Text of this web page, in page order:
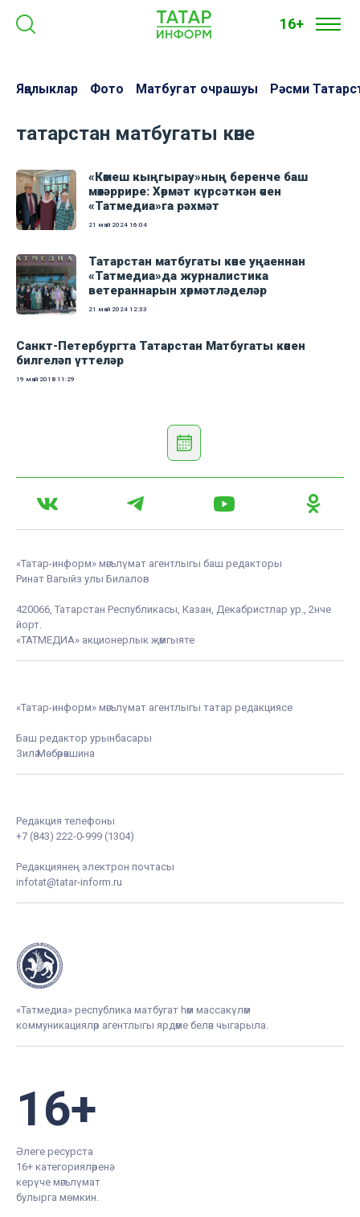
16+
Яңалыклар Фото Матбугат очрашуы Рәсми
татарстан матбугаты көне
«Көмеш кыңгырау»ның беренче баш
мөхәррире: Хөрмәт күрсәткән өчен
«Татмедиа»га рәхмәт
21 май 2024 16:04
Татарстан матбугаты көне уңаеннан
«Татмедиа»да журналистика
ветераннарын хөрмәтләделәр
21 май 2024 12:33
Санкт-Петербургта Татарстан Матбугаты көнен
билгеләп үттеләр
19 май 2018 11:29
«Татар-информ» мәгълүмат агентлыгы баш редакторы
Ринат Вагыйз улы Билалов
420066, Татарстан Республикасы, Казан, Декабристлар ур., 2нче
йорт.
«ТАТМЕДИА» акционерлык җәмгыяте
«Татар-информ» мәгълүмат агентлыгы татар редакциясе
Баш редактор урынбасары
Зилә Мөбәрәкшина
Редакция телефоны
+7 (843) 222-0-999 (1304)
Редакциянең электрон почтасы
infotat@tatar-inform.ru
«Татмедиа» республика матбугат һәм массакүләм
коммуникацияләр агентлыгы ярдәме белән чыгарыла.
16+
Әлеге ресурста
16+ категорияләренә
керүче мәгълүмат
булырга мөмкин.